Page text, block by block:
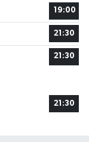
19:00
21:30
21:30
21:30